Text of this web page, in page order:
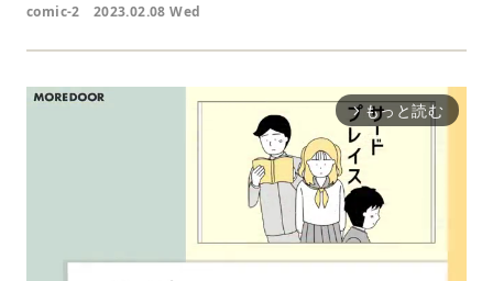
comic-2 2023.02.08 Wed
arrow_forward_ios もっと読む